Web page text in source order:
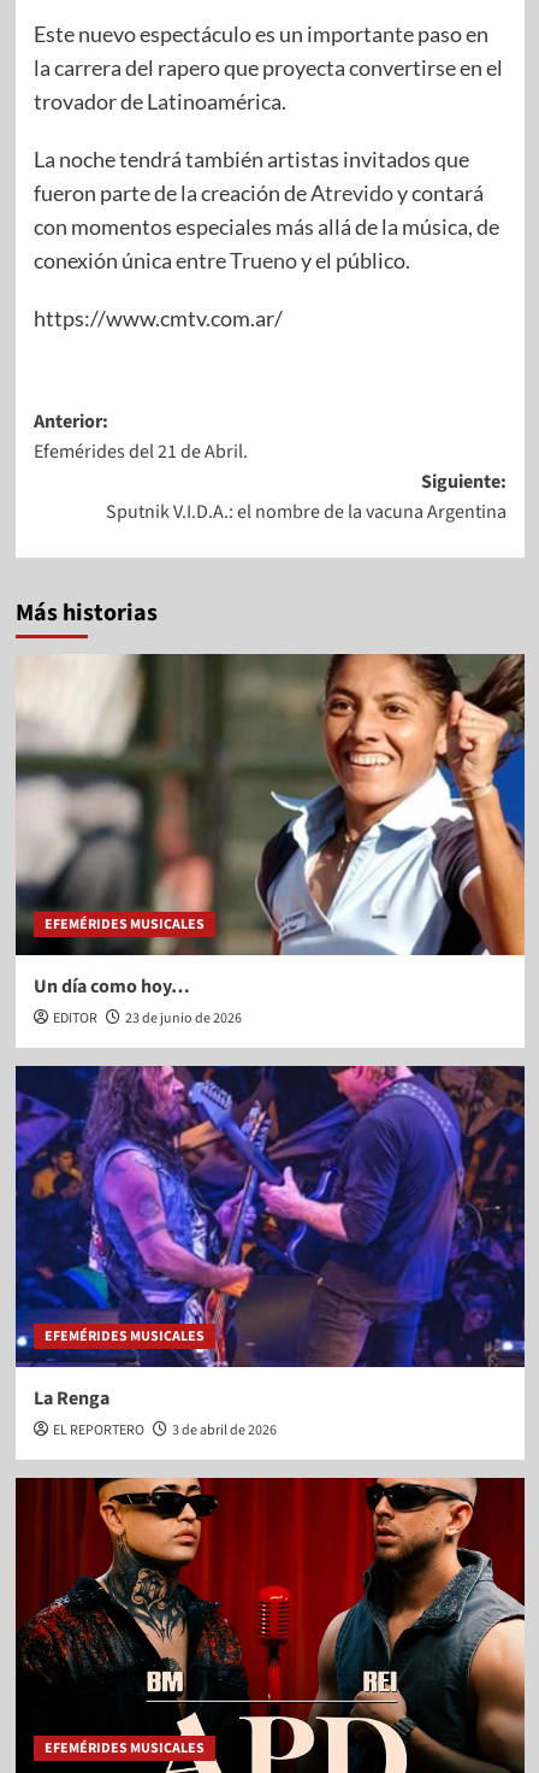
Este nuevo espectáculo es un importante paso en
la carrera del rapero que proyecta convertirse en el
trovador de Latinoamérica.
La noche tendrá también artistas invitados que
fueron parte de la creación deAtrevidoy contará
con momentos especiales más allá de la música, de
conexión única entreTruenoy el público.
https://www.cmtv.com.ar/
Anterior:
Efemérides del 21 de Abril.
Siguiente:
Sputnik V.I.D.A.: el nombre de la vacuna Argentina
Más historias
EFEMÉRIDES MUSICALES
Un día como hoy…
EDITOR 23 de junio de 2026
EFEMÉRIDES MUSICALES
La Renga
EL REPORTERO 3 de abril de 2026
EFEMÉRIDES MUSICALES